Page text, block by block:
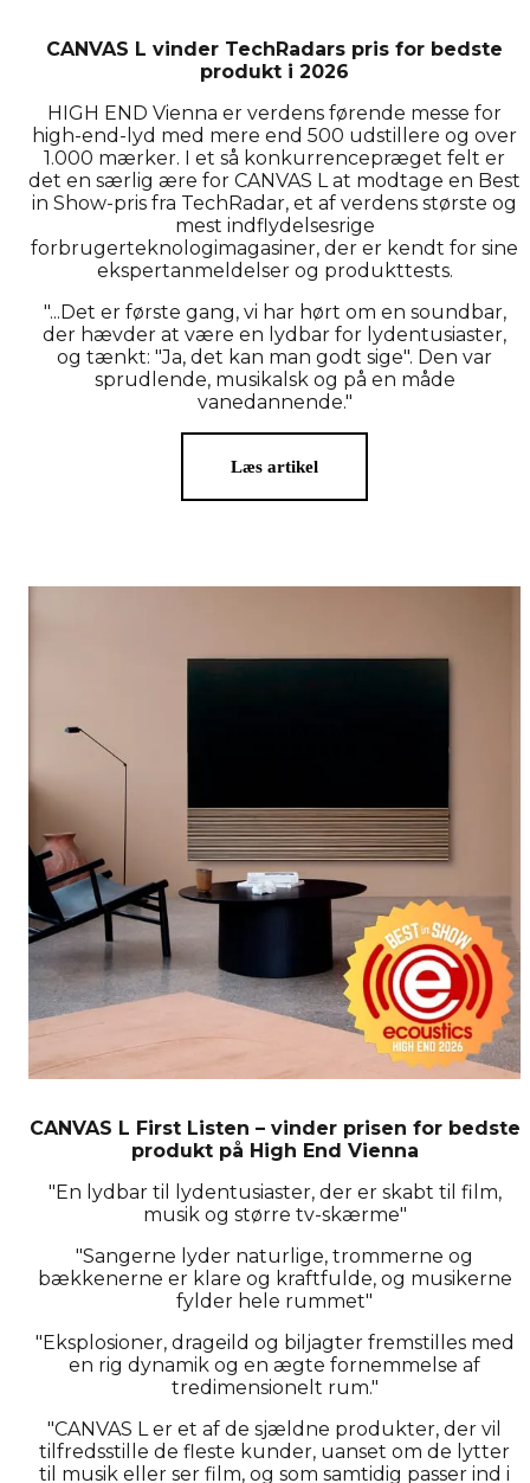
CANVAS L vinder TechRadars pris for bedste
produkt i 2026
HIGH END Vienna er verdens førende messe for
high-end-lyd med mere end 500 udstillere og over
1.000 mærker. I et så konkurrencepræget felt er
det en særlig ære for CANVAS L at modtage en Best
in Show-pris fra TechRadar, et af verdens største og
mest indflydelsesrige
forbrugerteknologimagasiner, der er kendt for sine
ekspertanmeldelser og produkttests.
"...Det er første gang, vi har hørt om en soundbar,
der hævder at være en lydbar for lydentusiaster,
og tænkt: "Ja, det kan man godt sige". Den var
sprudlende, musikalsk og på en måde
vanedannende."
Læs artikel
CANVAS L First Listen – vinder prisen for bedste
produkt på High End Vienna
"En lydbar til lydentusiaster, der er skabt til film,
musik og større tv-skærme"
"Sangerne lyder naturlige, trommerne og
bækkenerne er klare og kraftfulde, og musikerne
fylder hele rummet"
"Eksplosioner, drageild og biljagter fremstilles med
en rig dynamik og en ægte fornemmelse af
tredimensionelt rum."
"CANVAS L er et af de sjældne produkter, der vil
tilfredsstille de fleste kunder, uanset om de lytter
til musik eller ser film, og som samtidig passer ind i